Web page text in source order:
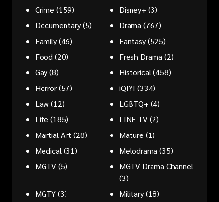
Crime (159) Disney+ (3)
Documentary(5) Drama (767)
Family(46) Fantasy(525)
Food (20) Fresh Drama (2)
Gay(8) Historical (458)
Horror(57) iQIYI (334)
Law(12) LGBTQ+ (4)
Life (185) LINE TV(2)
Martial Art (28) Mature (1)
Medical (31) Melodrama (35)
MGTV(5)
MGTV Drama Channel
(3)
MGTY(3) Military(18)